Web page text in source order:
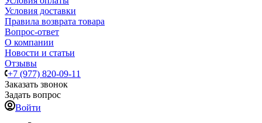
Условия доставки
Правила возврата товара
Вопрос-ответ
О компании
Новости и статьи
Отзывы
+7 (977) 820-09-11
Заказать звонок
Задать вопрос
Войти